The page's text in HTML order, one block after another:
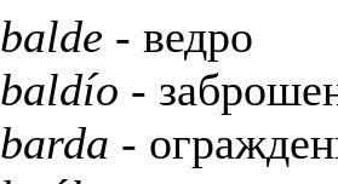
balde - ведро
baldío -
barda -